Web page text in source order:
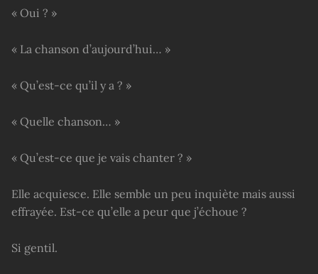
« Oui ? »
« La chanson d’aujourd’hui… »
« Qu’est-ce qu’il y a ? »
« Quelle chanson… »
« Qu’est-ce que je vais chanter ? »
Elle acquiesce. Elle semble un peu inquiète mais aussi
effrayée. Est-ce qu’elle a peur que j’échoue ?
Si gentil.